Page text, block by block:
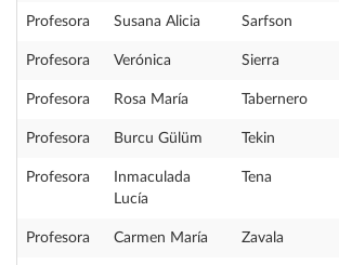
Profesora Susana Alicia Sarfson
Profesora Verónica Sierra
Profesora Rosa María Tabernero
Profesora Burcu Gülüm Tekin
Profesora
Inmaculada
Lucía
Tena
Profesora Carmen María Zavala